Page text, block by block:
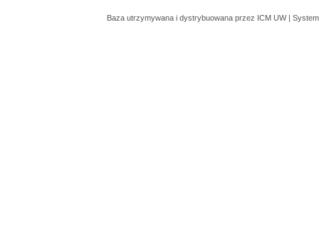
Baza utrzymywana i dystrybuowana przez ICM UW |